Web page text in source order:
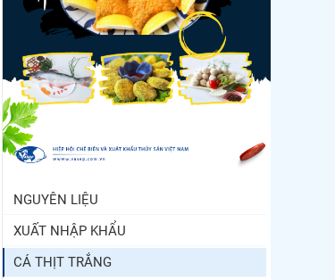
Nguồn cung giảm, giá cá
rô phi Trung Quốc tiếp tục
tăng
Trung Quốc tăng mạnh
nhập khẩu mực, trong khi
Điểm tin thủy sản thế giới
NGUYÊN LIỆU
XUẤT NHẬP KHẨU
CÁ THỊT TRẮNG